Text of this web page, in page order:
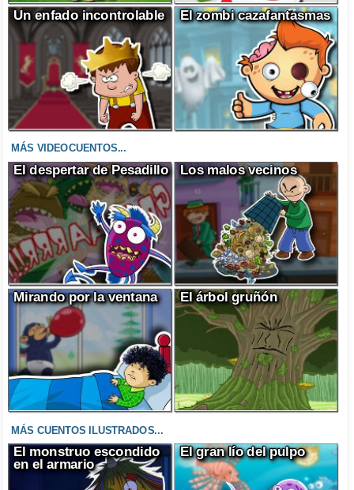
Un enfado incontrolable El zombi cazafantasmas
MÁS VIDEOCUENTOS...
El despertar de Pesadillo Los malos vecinos
Mirando por la ventana El árbol gruñón
MÁS CUENTOS ILUSTRADOS...
El monstruo escondido
en el armario
El gran lío del pulpo